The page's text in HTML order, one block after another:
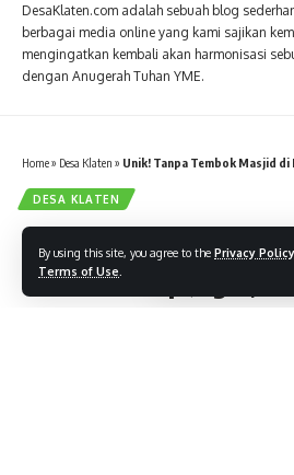
By using this site, you agree to the Privacy Policy
Terms of Use
DesaKlaten.com adalah sebuah blog
berbagai media online yang kami sajikan
mengingatkan kembali akan harmonisasi
dengan Anugerah Tuhan YME.
Home» Desa Klaten » Unik! Tanpa Tembok Masjid di
DESA KLATEN
Unik! Tanpa Tembok
Ini Berkonsep Joglo,